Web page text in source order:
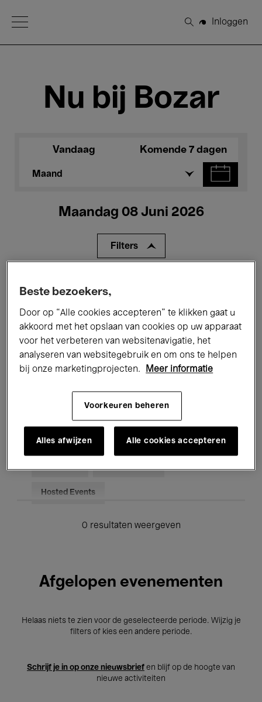
Open Menu
Zoeken
Inloggen
Nu bij Bozar
Vandaag Komende 7 dagen
Maand
Maandag 08 Juni 2026
Filters
Tentoonstellingen Films
Performances Lezingen & Debatten
Jazz Klassieke Muziek Global Music
Elektronische Muziek
Voor iedereen Kids’ Palace
Hosted Events
0 resultaten weergeven
Afgelopen evenementen
Helaas niets te zien voor de geselecteerde periode. Wijzig je
filters of kies een andere periode.
Schrijf je in op onze nieuwsbrief en blijf op de hoogte van
nieuwe activiteiten
Beste bezoekers,
Door op “Alle cookies accepteren” te klikken gaat u
akkoord met het opslaan van cookies op uw apparaat
voor het verbeteren van websitenavigatie, het
analyseren van websitegebruik en om ons te helpen
bij onze marketingprojecten.
Meer informatie
Voorkeuren beheren
Alles afwijzen Alle cookies accepteren